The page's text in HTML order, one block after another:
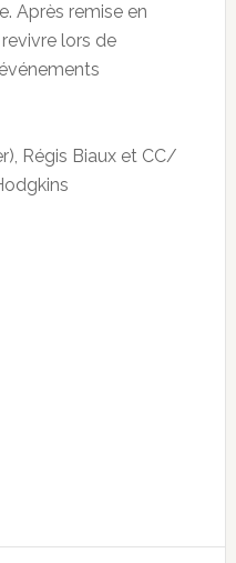
Après remise en
revivre lors de
Régis Biaux et CC/